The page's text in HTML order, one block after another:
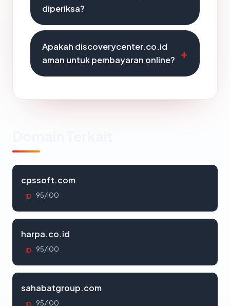
diperiksa?
Apakah discoverycenter.co.id
aman untuk pembayaran online?
cpssoft.com
ID 95/100
harpa.co.id
ID 95/100
sahabatgroup.com
ID 95/100